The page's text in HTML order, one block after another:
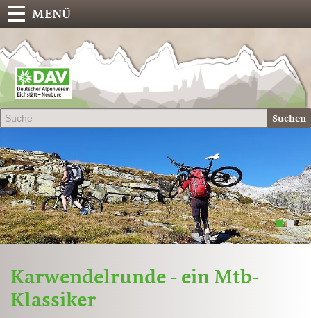
Suchen
MENÜ
1 2
Karwendelrunde - ein Mtb-
Klassiker